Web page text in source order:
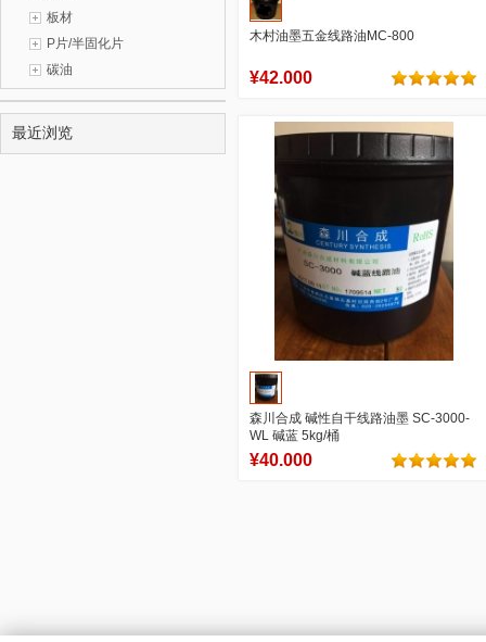
板材
P片/半固化片
碳油
最近浏览
木村油墨五金线路油MC-800
¥42.000
商品销量
用户评论
森川合成 碱性自干线路油墨 SC-3000-
WL 碱蓝 5kg/桶
¥40.000